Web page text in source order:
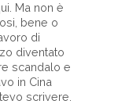
Ma non è
bene o
di
diventato
scandalo e
in Cina
scrivere.